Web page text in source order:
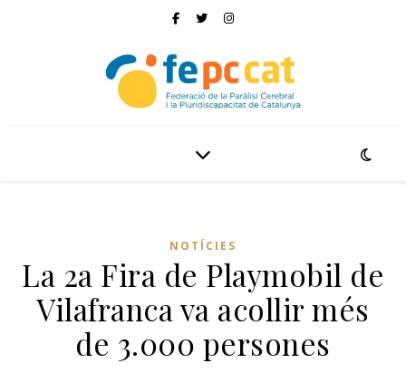
NOTÍCIES
La 2a Fira de Playmobil de
Vilafranca va acollir més
de 3.000 persones